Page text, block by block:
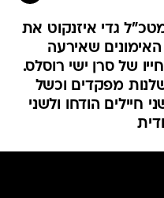
גדי איזנקוט את
שאירעה
של סרן ישי רוסלס.
מפקדים וכשל
חיילים הודחו ולשני